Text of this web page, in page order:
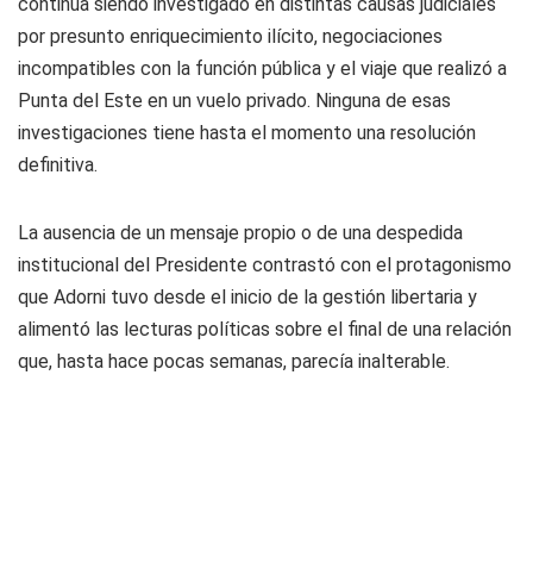
por presunto enriquecimiento ilícito, negociaciones
incompatibles con la función pública y el viaje que realizó a
Punta del Este en un vuelo privado. Ninguna de esas
investigaciones tiene hasta el momento una resolución
definitiva.
La ausencia de un mensaje propio o de una despedida
institucional del Presidente contrastó con el protagonismo
que Adorni tuvo desde el inicio de la gestión libertaria y
alimentó las lecturas políticas sobre el final de una relación
que, hasta hace pocas semanas, parecía inalterable.